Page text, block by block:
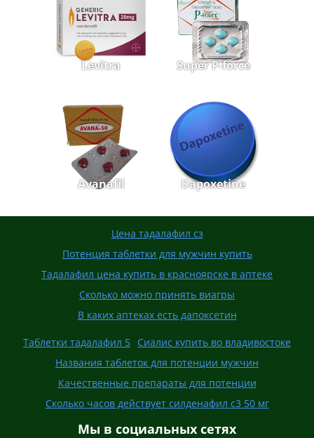
Levitra Super P-force
Avanafil Dapoxetine
Цена тадалафил сз
Потенция таблетки для мужчин купить
Тадалафил цена купить в красноярске в аптеке
Сколько можно принять виагры
В каких аптеках есть дапоксетин
Таблетки тадалафил 5 Сиалис купить во владивостоке
Названия таблеток для потенции мужчин
Качественные препараты для потенции
Сколько часов действует силденафил с3 50 мг
Мы в социальных сетях